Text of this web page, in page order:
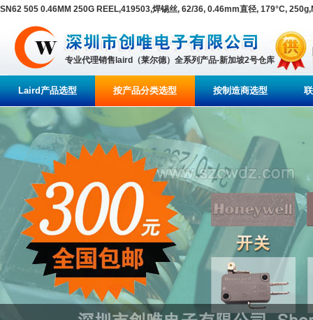
SN62 505 0.46MM 250G REEL,419503,焊锡丝, 62/36, 0.46mm直径, 179°C,
专业代理销售laird（莱尔德）全系列产品-新加坡2号仓库
Laird产品选型 按产品分类选型 按制造商选型